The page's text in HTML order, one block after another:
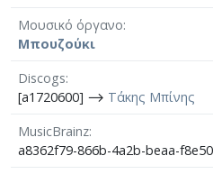
Μουσικό όργανο
Μπουζούκι
Discogs
[a1720600] ⟶ Τάκης Μπίνης
MusicBrainz
a8362f79-866b-4a2b-beaa-